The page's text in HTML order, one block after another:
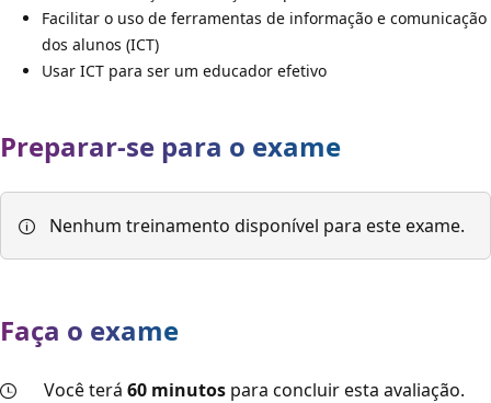
Facilitar o uso de ferramentas de informação e comunicação
dos alunos (ICT)
Usar ICT para ser um educador efetivo
Preparar-se para o exame
Nenhum treinamento disponível para este exame.
Faça o exame
Você terá 60 minutos para concluir esta avaliação.